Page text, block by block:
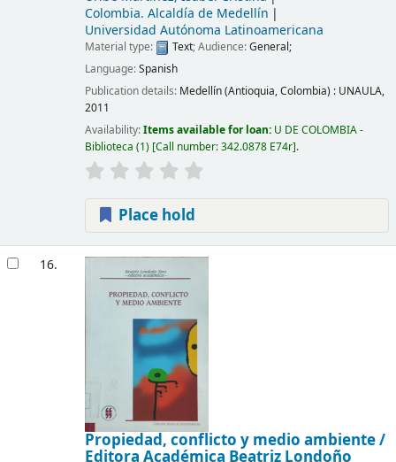
Colombia. Alcaldía de Medellín
Universidad Autónoma Latinoamericana
Material type: Text; Audience:General;
Language:Spanish
Publication details: Medellín (Antioquia, Colombia) : UNAULA,
2011
Availability:Items available for loan: U DE COLOMBIA -
Biblioteca (1) Call number:342.0878 E74r .
Place hold
16.
Propiedad, conflicto y medio ambiente /
Editora Académica Beatriz Londoño